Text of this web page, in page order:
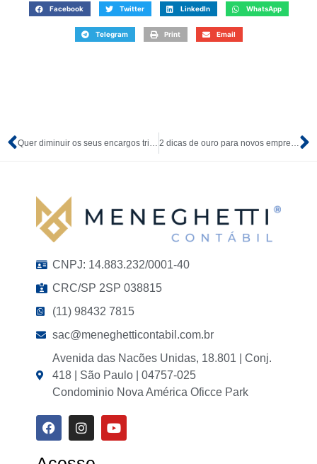
Facebook Twitter LinkedIn WhatsApp
Telegram Print Email
Quer diminuir os seus encargos tributários? Saiba como! 2 dicas de ouro para novos empreendedores
CNPJ: 14.883.232/0001-40
CRC/SP 2SP 038815
(11) 98432 7815
sac@meneghetticontabil.com.br
Avenida das Nacões Unidas, 18.801 | Conj.
418 | São Paulo | 04757-025
Condominio Nova América Oficce Park